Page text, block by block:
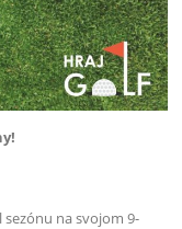
na svojom 9-